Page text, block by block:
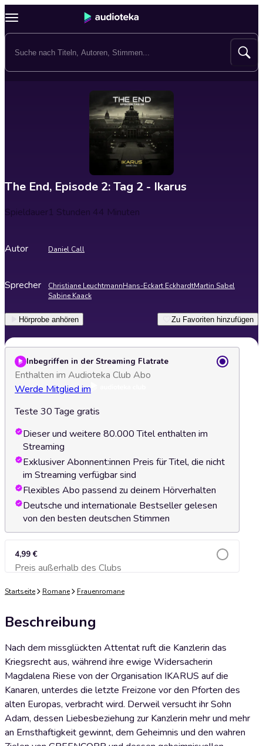
The End, Episode 2: Tag 2 - Ikarus
Spieldauer1 Stunden 44 Minuten
Autor Daniel Call
Sprecher Christiane LeuchtmannHans-Eckart EckhardtMartin Sabel
Sabine Kaack
Hörprobe anhören Zu Favoriten hinzufügen
Inbegriffen in der Streaming Flatrate
Enthalten im Audioteka Club Abo
Werde Mitglied im
Teste 30 Tage gratis
Dieser und weitere 80.000 Titel enthalten im
Streaming
Exklusiver Abonnent:innen Preis für Titel, die nicht
im Streaming verfügbar sind
Flexibles Abo passend zu deinem Hörverhalten
Deutsche und internationale Bestseller gelesen
von den besten deutschen Stimmen
4,99 €
Preis außerhalb des ClubsZum Warenkorb hinzufügen
Startseite Romane Frauenromane
Beschreibung
Nach dem missglückten Attentat ruft die Kanzlerin das
Kriegsrecht aus, während ihre ewige Widersacherin
Magdalena Riese von der Organisation IKARUS auf die
Kanaren, unterdes die letzte Freizone vor den Pforten des
alten Europas, verbracht wird. Derweil versucht ihr Sohn
Adam, dessen Liebesbeziehung zur Kanzlerin mehr und mehr
an Ernsthaftigkeit gewinnt, dem Geheimnis und den wahren